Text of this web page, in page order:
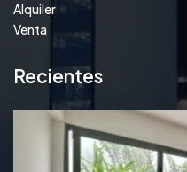
Alquiler
Venta
Recientes